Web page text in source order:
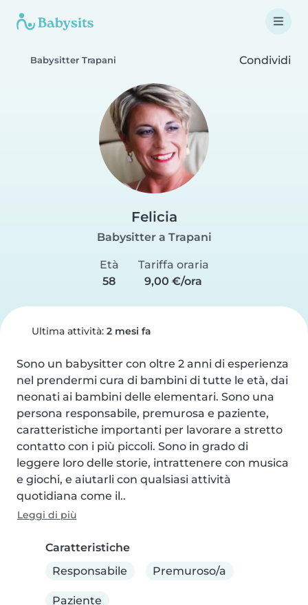
Babysitter Trapani Condividi
Felicia
Babysitter a Trapani
Età
58
Tariffa oraria
9,00 €/ora
Ultima attività: 2 mesi fa
Sono un babysitter con oltre 2 anni di esperienza
nel prendermi cura di bambini di tutte le età, dai
neonati ai bambini delle elementari. Sono una
persona responsabile, premurosa e paziente,
caratteristiche importanti per lavorare a stretto
contatto con i più piccoli. Sono in grado di
leggere loro delle storie, intrattenere con musica
e giochi, e aiutarli con qualsiasi attività
quotidiana come il..
Leggi di più
Caratteristiche
Responsabile
Premuroso/a
Paziente